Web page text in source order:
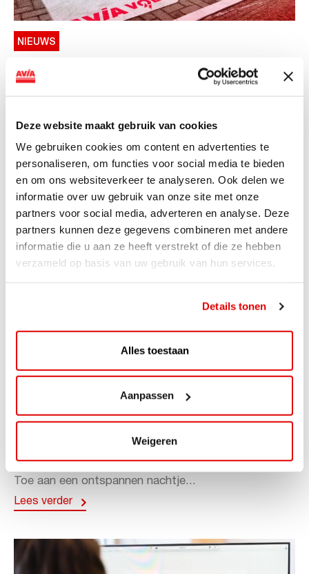
Deze website maakt gebruik van cookies
We gebruiken cookies om content en advertenties te
personaliseren, om functies voor social media te bieden
en om ons websiteverkeer te analyseren. Ook delen we
informatie over uw gebruik van onze site met onze
partners voor social media, adverteren en analyse. Deze
partners kunnen deze gegevens combineren met andere
informatie die u aan ze heeft verstrekt of die ze hebben
verzameld op basis van uw gebruik van hun services.
Details tonen
Alles toestaan
Aanpassen
Weigeren
NIEUWS
AVIA VOLT en Fletcher Hotels starten
AVIA VOLT en Fletcher Hotels starten landelijke uitrol
van DC-snellaadinfrastructuur AVIA VOLT en...
Lees verder
ViaAVIA Super Deal: 20% korting bij
ViaLuxury Hotels
ViaAVIA Super Deal: €25 korting bij ViaLuxury Hotels
Toe aan een ontspannen nachtje...
Lees verder